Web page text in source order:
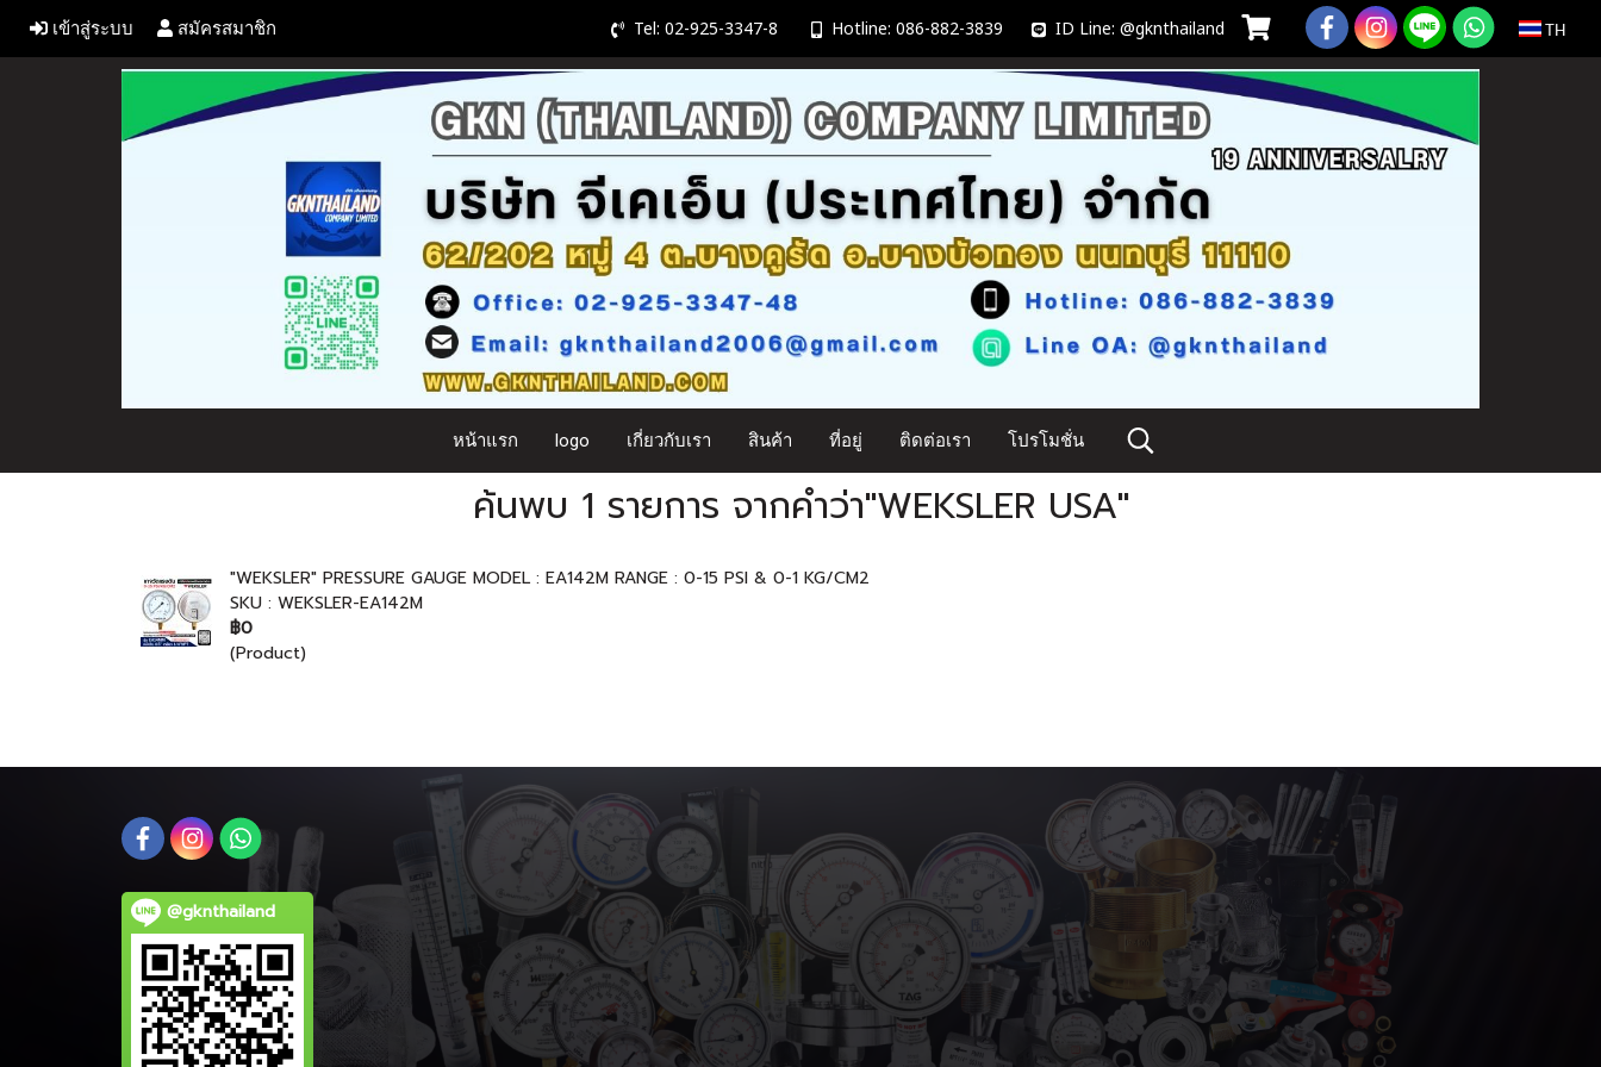
เข้าสู่ระบบ สมัครสมาชิก Tel: 02-925-3347-8 Hotline: 086-882-3839 ID Line: @gknthailand TH
หน้าแรก logo เกี่ยวกับเรา สินค้า ที่อยู่ ติดต่อเรา โปรโมชั่น
ค้นพบ 1 รายการ จากคำว่า"WEKSLER USA"
"WEKSLER" PRESSURE GAUGE MODEL : EA142M RANGE : 0-15 PSI & 0-1 KG/CM2
SKU : WEKSLER-EA142M
฿0
(Product)
@gknthailand